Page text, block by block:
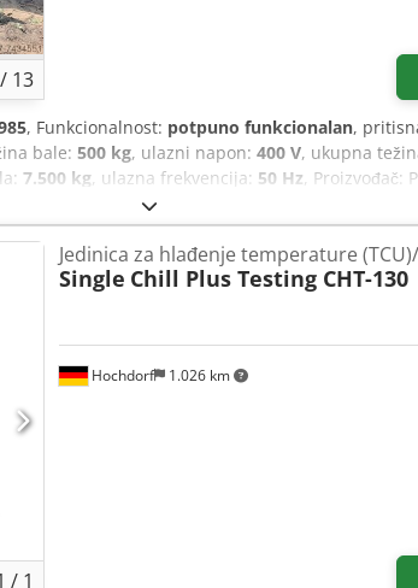
/ 13
, Funkcionalnost: potpuno funkcionalan,
bale: 500 kg, ulazni napon: 400 V, ukupna
7.500 kg, ulazna frekvencija: 50 Hz, Proizvođač:
5 kg/cm² Uvodni kanal: 1.000 x 720 mm (D x
motor: 30 kW Težina bale: oko 500 kg Težina
/ 1
Hochdorf 1.026 km
Jedinica za hlađenje temperature
Single Chill Plus Testing CHT-130